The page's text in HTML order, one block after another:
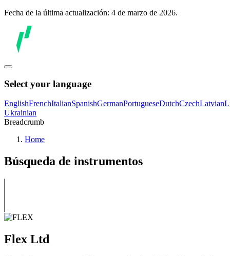
Fecha de la última actualización: 4 de marzo de 2026.
Select your language
EnglishFrenchItalianSpanishGermanPortugueseDutchCzechLatvian
Ukrainian
Breadcrumb
Home
Búsqueda de instrumentos
Flex Ltd